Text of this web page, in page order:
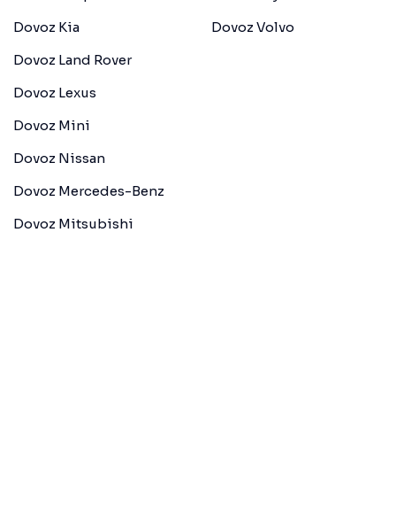
Dovoz Kia
Dovoz Land Rover
Dovoz Lexus
Dovoz Mini
Dovoz Nissan
Dovoz Mercedes-Benz
Dovoz Mitsubishi
Dovoz Volvo